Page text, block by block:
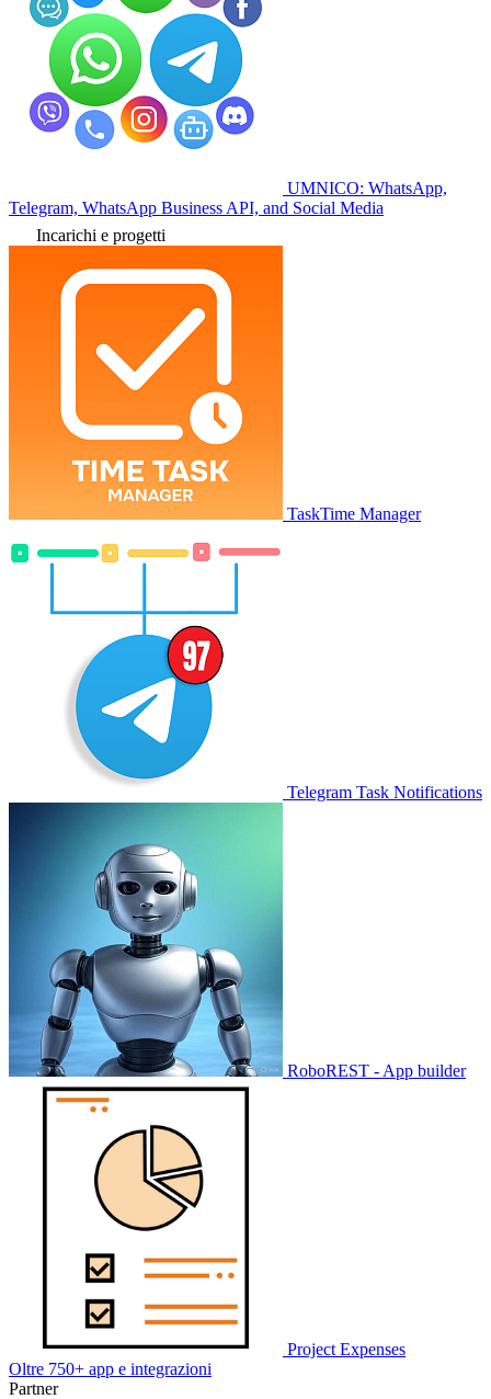
UMNICO: WhatsApp,
Telegram, WhatsApp Business API, and Social Media
Incarichi e progetti
TaskTime Manager
Telegram Task Notifications
RoboREST - App builder
Project Expenses
Oltre 750+ app e integrazioni
Partner